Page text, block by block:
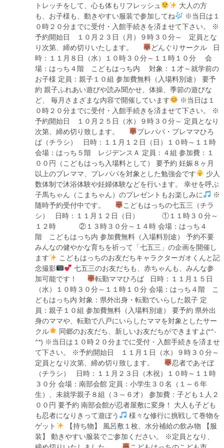
トレッチをして、心も体もリフレッシュ
大人の方
も、お子様も、動きやすい服装で参加してね
※当日は１
０時２０分までに受付・入館手続きを済ませて下さい。 ※
予約開始日 １０月２３日（月）９時３０分～ 定員とな
り次第、締め切りいたします。
どんぐりサークル 日
時：１１月８日（水）１０時３０分～１１時１０分 会
場：はっち４階 こどもはっち内 対象：１才～就学前の
お子様 定員：親子１０組 参加費無料（入場料別途） 要予
約 親子ふれあい遊びや読み聞かせ、体操、季節の遊びな
ど、 毎月さまざまな内容で開催しています
※当日は１
０時２０分までに受付・入館手続きを済ませて下さい。 ※
予約開始日 １０月２５日（水）９時３０分～ 定員となり
次第、締め切り致します。
プレパパ・プレママひろ
ば（チラシ） 日時：１１月１２日（日）１０時～１１時
会場：はっち５階 レジデンスＡ 定員：４組 参加費：１
００円（こどもはっち入場料として） 要予約 妊娠８ヶ月
以上のプレママ、プレパパを対象とした勉強会です
少人
数体制で沐浴体験や妊婦体験などを行います。 幸せを呼ぶ
子馬ちゃん（こまちゃん）のプレゼントもお楽しみに
※
随時予約受付中です。
こどもはっちの七五三（チラ
シ） 日時：１１月１２日（日） ①１１時３０分～
１２時 ②１３時３０分～１４時 会場：はっち４
階 こどもはっち内 参加費無料（入場料別途） 予約不要
みんなの健やかな育ちを祈って「七五三」の企画を開催し
ます
こどもはっちのお友だちキャラクターガオくんと記
念撮影
七五三のお友だちも、赤ちゃんも、みんな参
加可能です！
転勤ママひろば 日時：１１月１５日
（水）１０時３０分～１１時１０分 会場：はっち４階 こ
どもはっち内 対象：県外出身・転勤でいらした親子 定
員：親子１０組 参加費無料（入場料別途） 要予約 県外出
身のママや、転勤で八戸にいらしたママを対象としたサー
クル
同郷のお友だち、新しいお友だちができますよ(*^-
^*) ※当日は１０時２０分までに受付・入館手続きを済ませ
て下さい。 ※予約開始日 １１月１日（水）９時３０分～
定員となり次第、締め切り致します。
忍者であそぼ
（チラシ） 日時：１１月２３日（木祝）１０時～１１時
３０分 会場：南部会館 定員：小学生３０名（１～６年
生）、未就学親子８組（３～６才） 参加費：子ども１人２
００円 要予約 南部会館が忍者屋敷に変身！ 大人も子ども
も忍者になりきって遊ぼう
様々な修行に挑戦して巻物を
ゲット
【持ち物】 風呂敷１枚、水分補給の飲み物 【服
装】 動きやすい服装でご参加ください。 ※定員となり、